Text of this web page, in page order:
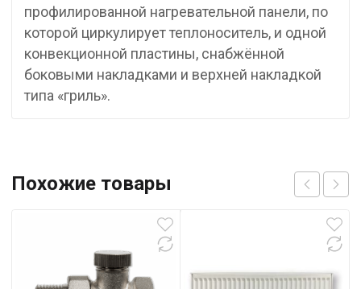
профилированной нагревательной панели, по
которой циркулирует теплоноситель, и одной
конвекционной пластины, снабжённой
боковыми накладками и верхней накладкой
типа «гриль».
Похожие товары